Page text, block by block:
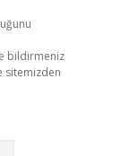
bildirmeniz
sitemizden